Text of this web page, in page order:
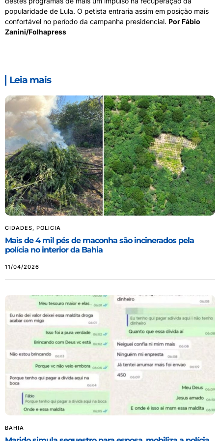
popularidade de Lula. O petista entraria assim em posição mais
confortável no período da campanha presidencial. Por Fábio
Zanini/Folhapress
Leia mais
CIDADES, POLICIA
Mais de 4 mil pés de maconha são incinerados pela
polícia no interior da Bahia
11/04/2026
BAHIA